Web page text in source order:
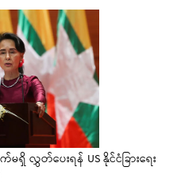
မရှိ လွှတ်ပေးရန် US နိုင်ငံခြားရေး